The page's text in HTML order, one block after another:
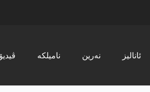
ڤیدیۆ نامیلکە نەرین ئانالیز